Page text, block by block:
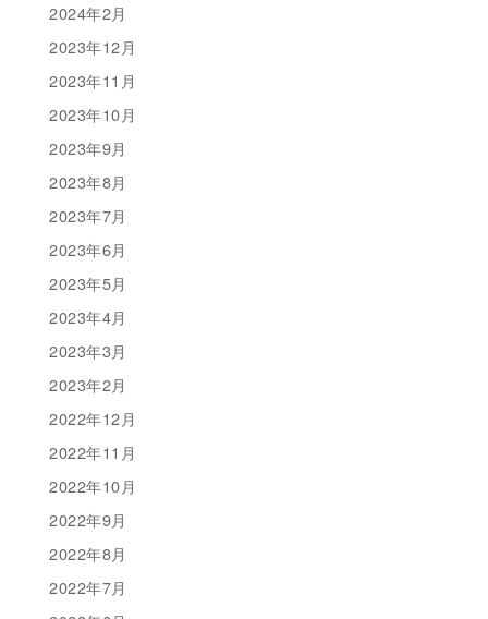
2024年2月
2023年12月
2023年11月
2023年10月
2023年9月
2023年8月
2023年7月
2023年6月
2023年5月
2023年4月
2023年3月
2023年2月
2022年12月
2022年11月
2022年10月
2022年9月
2022年8月
2022年7月